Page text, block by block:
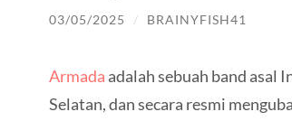
03/05/2025 / BRAINYFISH41
Armada adalah sebuah band asal
Selatan, dan secara resmi